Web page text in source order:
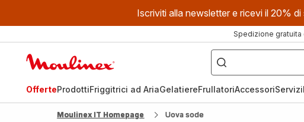
Iscriviti alla newsletter e ricevi il 20%
Spedizione gratuita
Cosa
stai
cercando?
OfferteProdottiFriggitrici ad AriaGelatiereFrullatoriAccessoriServizi
Moulinex IT Homepage Uova sode